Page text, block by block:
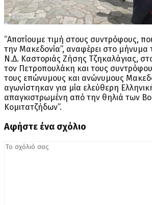
“Αποτίουμε τιμή στους συντρόφους,
την Μακεδονία”, αναφέρει στο μήνυμα
Ν.Δ. Καστοριάς Ζήσης Τζηκαλάγιας,
τον Πετροπουλάκη και τους
τους επώνυμους και ανώνυμους
αγωνίστηκαν για μία ελεύθερη
απαγκιστρωμένη από την θηλιά των
Κομιτατζήδων”.
Αφήστε ένα σχόλιο